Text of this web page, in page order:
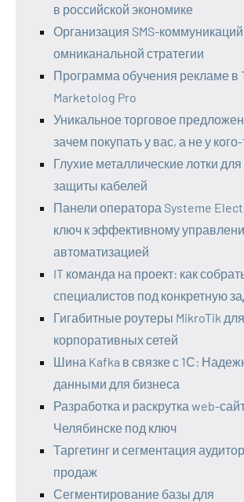
в российской экономике
Организация SMS-
омниканальной стратегии
Программа обучения рекламе в
Marketolog Pro
Уникальное торговое
зачем покупать у вас, а не у
Глухие металлические лотки
защиты кабелей
Панели оператора Systeme
ключ к эффективному
автоматизацией
IT команда на проект: как
специалистов под конкретную
Гигабитные роутеры MikroTik для
корпоративных сетей
Шина Kafka в связке с 1С:
данными для бизнеса
Разработка и раскрутка web-
Челябинске под ключ
Таргетинг и сегментация
продаж
Сегментирование базы для